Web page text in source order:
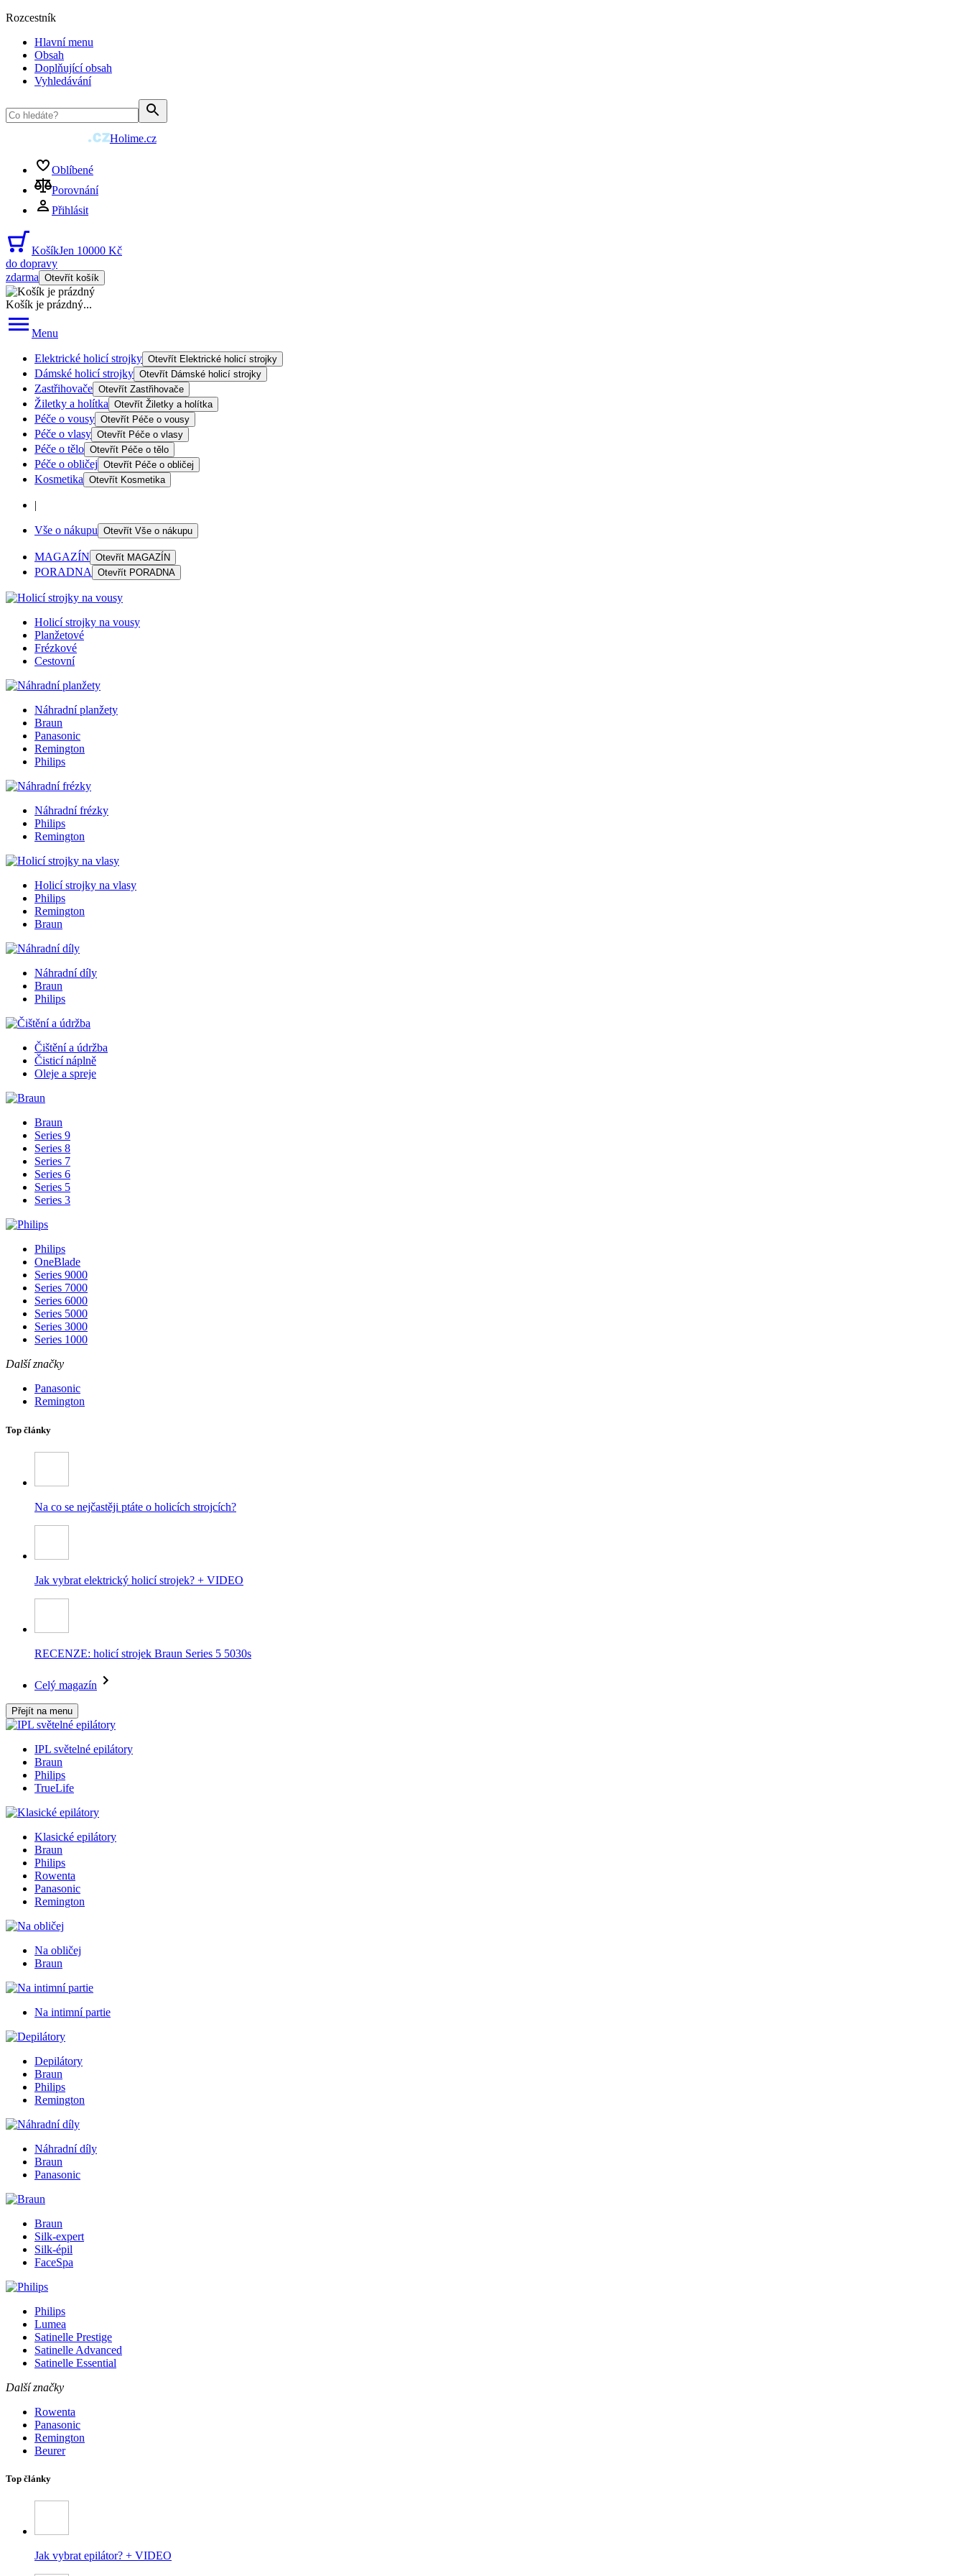
Rozcestník
Hlavní menu
Obsah
Doplňující obsah
Vyhledávání
Holime.cz
Oblíbené
Porovnání
Přihlásit
KošíkJen 10000 Kč
do dopravy
zdarma Otevřít košík
Košík je prázdný...
Menu
Elektrické holicí strojky Otevřít Elektrické holicí strojky
Dámské holicí strojky Otevřít Dámské holicí strojky
Zastřihovače Otevřít Zastřihovače
Žiletky a holítka Otevřít Žiletky a holítka
Péče o vousy Otevřít Péče o vousy
Péče o vlasy Otevřít Péče o vlasy
Péče o tělo Otevřít Péče o tělo
Péče o obličej Otevřít Péče o obličej
Kosmetika Otevřít Kosmetika
|
Vše o nákupu Otevřít Vše o nákupu
MAGAZÍN Otevřít MAGAZÍN
PORADNA Otevřít PORADNA
Holicí strojky na vousy
Planžetové
Frézkové
Cestovní
Náhradní planžety
Braun
Panasonic
Remington
Philips
Náhradní frézky
Philips
Remington
Holicí strojky na vlasy
Philips
Remington
Braun
Náhradní díly
Braun
Philips
Čištění a údržba
Čisticí náplně
Oleje a spreje
Braun
Series 9
Series 8
Series 7
Series 6
Series 5
Series 3
Philips
OneBlade
Series 9000
Series 7000
Series 6000
Series 5000
Series 3000
Series 1000
Další značky
Panasonic
Remington
Top články
Na co se nejčastěji ptáte o holicích strojcích?
Jak vybrat elektrický holicí strojek? + VIDEO
RECENZE: holicí strojek Braun Series 5 5030s
Celý magazín
Přejít na menu
IPL světelné epilátory
Braun
Philips
TrueLife
Klasické epilátory
Braun
Philips
Rowenta
Panasonic
Remington
Na obličej
Braun
Na intimní partie
Depilátory
Braun
Philips
Remington
Náhradní díly
Braun
Panasonic
Braun
Silk-expert
Silk-épil
FaceSpa
Philips
Lumea
Satinelle Prestige
Satinelle Advanced
Satinelle Essential
Další značky
Rowenta
Panasonic
Remington
Beurer
Top články
Jak vybrat epilátor? + VIDEO